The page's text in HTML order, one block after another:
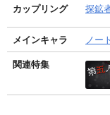
カップリング 探鉱
メインキャラ ノー
関連特集